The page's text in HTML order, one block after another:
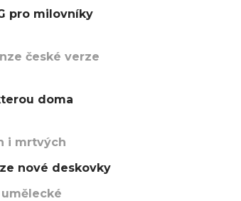
pro milovníky
české verze
doma
i mrtvých
nové deskovky